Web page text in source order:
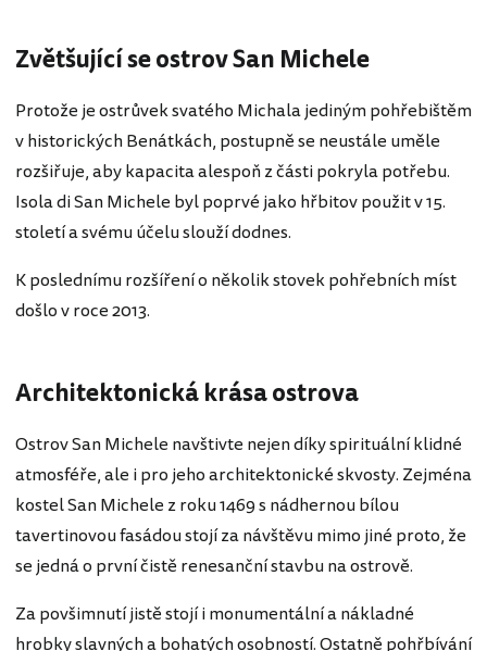
Zvětšující se ostrov San Michele
Protože je ostrůvek svatého Michala jediným pohřebištěm
v historických Benátkách, postupně se neustále uměle
rozšiřuje, aby kapacita alespoň z části pokryla potřebu.
Isola di San Michele byl poprvé jako hřbitov použit v 15.
století a svému účelu slouží dodnes.
K poslednímu rozšíření o několik stovek pohřebních míst
došlo v roce 2013.
Architektonická krása ostrova
Ostrov San Michele navštivte nejen díky spirituální klidné
atmosféře, ale i pro jeho architektonické skvosty. Zejména
kostel San Michele z roku 1469 s nádhernou bílou
tavertinovou fasádou stojí za návštěvu mimo jiné proto, že
se jedná o první čistě renesanční stavbu na ostrově.
Za povšimnutí jistě stojí i monumentální a nákladné
hrobky slavných a bohatých osobností. Ostatně pohřbívání